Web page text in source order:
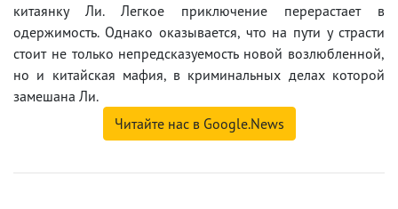
китаянку Ли. Легкое приключение перерастает в
одержимость. Однако оказывается, что на пути у страсти
стоит не только непредсказуемость новой возлюбленной,
но и китайская мафия, в криминальных делах которой
замешана Ли.
Читайте нас в Google.News